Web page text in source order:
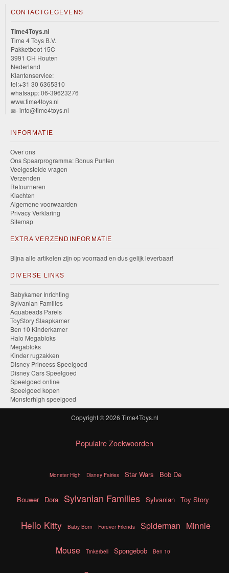
CONTACTGEGEVENS
Time4Toys.nl
Time 4 Toys B.V.
Pakketboot 15C
3991 CH Houten
Nederland
Klantenservice:
tel:+31 30 6365310
whatsapp: 06-39623276
www.time4toys.nl
- info@time4toys.nl
INFORMATIE
Over ons
Ons Spaarprogramma: Bonus Punten
Veelgestelde vragen
Verzenden
Retourneren
Klachten
Algemene voorwaarden
Privacy Verklaring
Sitemap
EXTRA VERZENDINFORMATIE
Bijna alle artikelen zijn op voorraad en dus gelijk leverbaar!
DIVERSE LINKS
Babykamer Inrichting
Sylvanian Families
Aquabeads Parels
ToyStory Slaapkamer
Ben 10 Kinderkamer
Halo Megabloks
Megabloks
Kinder rugzakken
Disney Princess Speelgoed
Disney Cars Speelgoed
Speelgoed online
Speelgoed kopen
Monsterhigh speelgoed
Copyright © 2026 Time4Toys.nl
Populaire Zoekwoorden
Monster High Disney Fairies Star Wars Bob De
Bouwer Dora Sylvanian Families Sylvanian Toy Story
Hello Kitty Baby Born Forever Friends Spiderman Minnie
Mouse Tinkerbell Spongebob Ben 10